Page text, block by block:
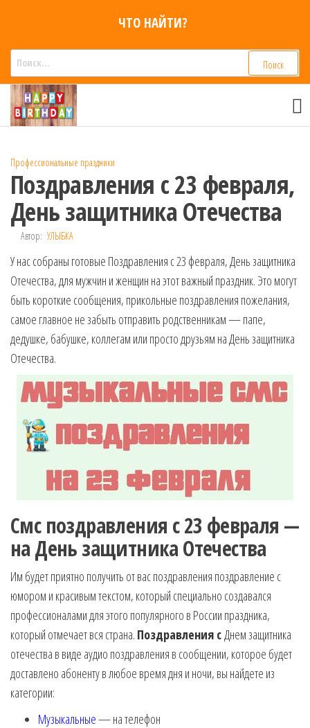
содержимому
ЧТО НАЙТИ?
поздравления
Голосовые смс
приколы на
мобильный
для мужчин,
женщин,
друзей.
Поздравления
телефон,
музыкальные.
Только для
голосовые
СМС,
Приколы,
Розыгрыши,
Нежные,
Красивые,
пожелания на
каждый день и
безумно
эротичные
сообщения!
Профессиональные праздники
Поздравления с 23 февраля,
День защитника Отечества
Автор: УЛЫБКА
У нас собраны готовые Поздравления с 23 февраля, День защитника
Отечества, для мужчин и женщин на этот важный праздник. Это могут
быть короткие сообщения, прикольные поздравления пожелания,
самое главное не забыть отправить родственникам — папе,
дедушке, бабушке, коллегам или просто друзьям на День защитника
Отечества.
Смс поздравления с 23 февраля —
на День защитника Отечества
Им будет приятно получить от вас поздравления поздравление с
юмором и красивым текстом, который специально создавался
профессионалами для этого популярного в России праздника,
который отмечает вся страна. Поздравления сДнем защитника
отечества в виде аудио поздравления в сообщении, которое будет
доставлено абоненту в любое время дня и ночи, вы найдете из
категории:
Музыкальные— на телефон